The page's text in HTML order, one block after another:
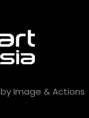
Image & Actions